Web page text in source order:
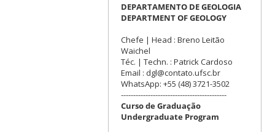
DEPARTAMENTO DE GEOLOGIA
DEPARTMENT OF GEOLOGY
Chefe | Head : Breno Leitão
Waichel
Téc. | Techn. : Patrick Cardoso
Email : dgl@contato.ufsc.br
WhatsApp: +55 (48) 3721-3502
-------------------------------------------
Curso de Graduação
Undergraduate Program